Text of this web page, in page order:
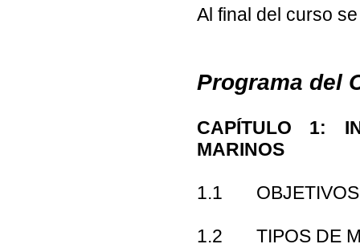
Al final del curso
Programa del
CAPÍTULO 1:
MARINOS
1.1 OBJETIVOS
1.2 TIPOS DE